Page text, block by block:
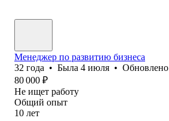
Менеджер по развитию бизнеса
32 года • Была 4 июля • Обновлено
80 000 ₽
Не ищет работу
Общий опыт
10 лет